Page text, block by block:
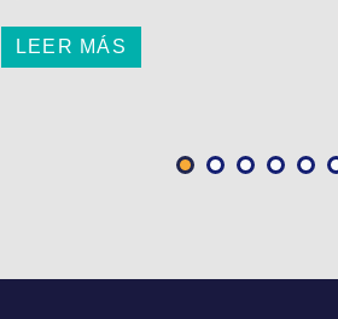
LEER MÁS